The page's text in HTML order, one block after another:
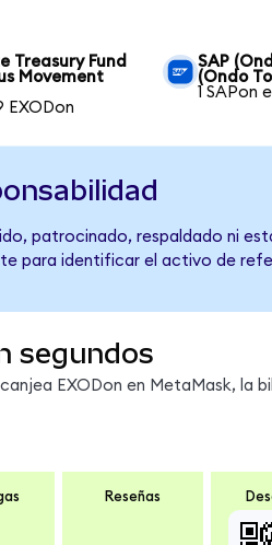
Treasury Fund
Movement
EXODon
SAP
(Ondo
1 SAPon
patrocinado, respaldado ni
para identificar el activo de
segundos
EXODon en MetaMask, la
Reseñas